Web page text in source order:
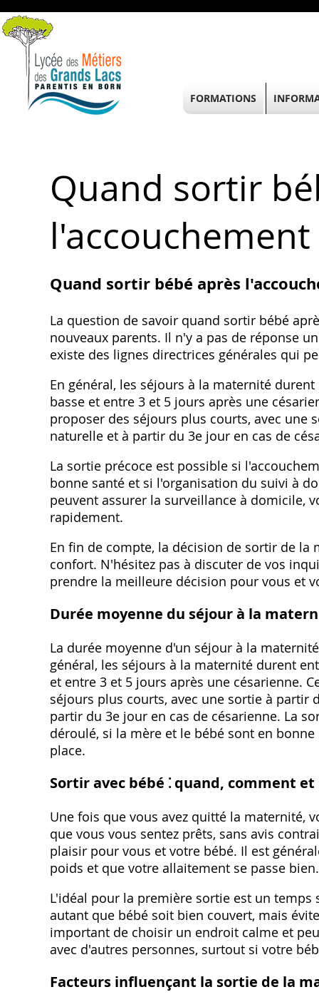
Quand sortir
Quand sortir bébé après
La question de savoir quand sortir bébé
nouveaux parents. Il n'y a pas de réponse
existe des lignes directrices générales qui
En général, les séjours à la maternité
basse et entre 3 et 5 jours après une
proposer des séjours plus courts, avec une
naturelle et à partir du 3e jour en cas de
La sortie précoce est possible si
bonne santé et si l'organisation du suivi à
peuvent assurer la surveillance à domicile,
rapidement.
En fin de compte, la décision de sortir de
confort. N'hésitez pas à discuter de vos
prendre la meilleure décision pour vous et
Durée moyenne du séjour à la
La durée moyenne d'un séjour à la
général, les séjours à la maternité durent
et entre 3 et 5 jours après une césarienne.
séjours plus courts, avec une sortie à partir
partir du 3e jour en cas de césarienne. La
déroulé, si la mère et le bébé sont en
place.
Sortir avec bébé ⁚ quand, comment
Une fois que vous avez quitté la maternité,
que vous vous sentez prêts, sans avis
plaisir pour vous et votre bébé. Il est
poids et que votre allaitement se passe bien.
L'idéal pour la première sortie est un
autant que bébé soit bien couvert, mais
important de choisir un endroit calme et
avec d'autres personnes, surtout si votre
Facteurs influençant la sortie de la
FORMATIONS